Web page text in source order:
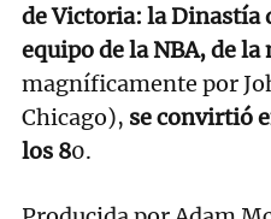
de Victoria: la Dinastía
equipo de la NBA, de la
magníficamente por
Chicago), se convirtió
los 80.